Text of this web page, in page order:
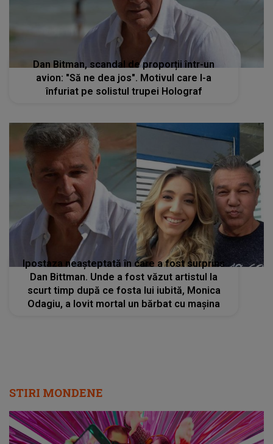
Dan Bitman, scandal de proporții într-un
avion: "Să ne dea jos". Motivul care l-a
înfuriat pe solistul trupei Holograf
Ipostaza neașteptată în care a fost surprins
Dan Bittman. Unde a fost văzut artistul la
scurt timp după ce fosta lui iubită, Monica
Odagiu, a lovit mortal un bărbat cu mașina
STIRI MONDENE